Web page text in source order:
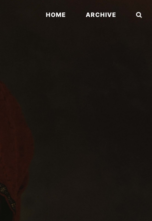
HOME ARCHIVE